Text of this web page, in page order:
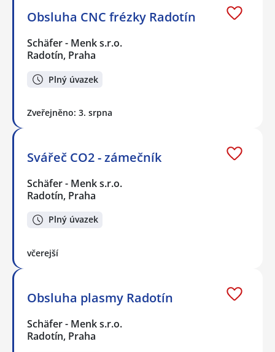
Obsluha CNC frézky Radotín
Schäfer - Menk s.r.o.
Radotín, Praha
Plný úvazek
Zveřejněno: 3. srpna
Svářeč CO2 - zámečník
Schäfer - Menk s.r.o.
Radotín, Praha
Plný úvazek
včerejší
Obsluha plasmy Radotín
Schäfer - Menk s.r.o.
Radotín, Praha